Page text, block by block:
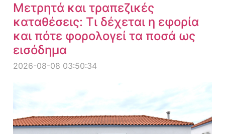
Μετρητά και τραπεζικές
καταθέσεις: Τι δέχεται η εφορία
και πότε φορολογεί τα ποσά ως
εισόδημα
2026-08-08 03:50:34